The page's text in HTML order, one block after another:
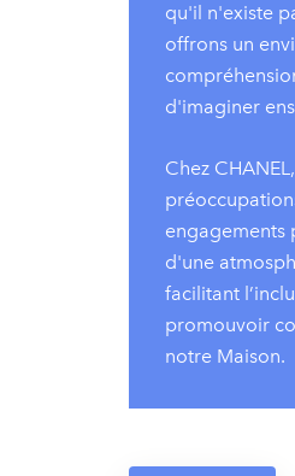
qu'il n'existe
offrons un
d'imaginer
Chez
engagements
d'une
facilitant
promouvoir
notre Maison.